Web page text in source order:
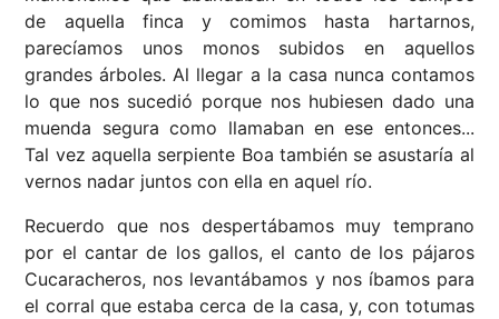
de aquella finca y comimos hasta hartarnos,
parecíamos unos monos subidos en aquellos
grandes árboles. Al llegar a la casa nunca contamos
lo que nos sucedió porque nos hubiesen dado una
muenda segura como llamaban en ese entonces...
Tal vez aquella serpiente Boa también se asustaría al
vernos nadar juntos con ella en aquel río.
Recuerdo que nos despertábamos muy temprano
por el cantar de los gallos, el canto de los pájaros
Cucaracheros, nos levantábamos y nos íbamos para
el corral que estaba cerca de la casa, y, con totumas